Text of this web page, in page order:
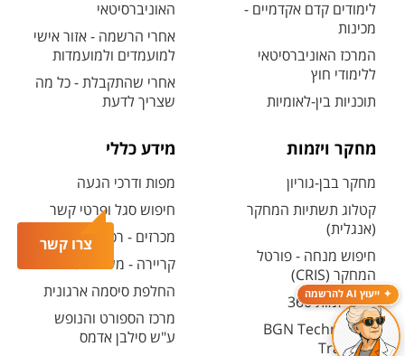
צרו קשר
ייעוץ AI להרשמה
לימודים קדם אקדמיים -
מכינות
המרכז האוניברסיטאי
ללימודי חוץ
תוכניות בין-לאומיות
האוניברסיטאי
אחרי הרשמה - אזור אישי
למועמדים ולמועמדות
אחרי שהתקבלת - כל מה
שצריך לדעת
מחקר ויזמות
מחקר בבן-גוריון
קטלוג תשתיות המחקר
(אנגלית)
חיפוש מנחה - פורטל
המחקר (CRIS)
מרכז יזמות 360
BGN Technology
Transfer
מידע כללי
מפות ודרכי הגעה
חיפוש סגל ופרטי קשר
מכרזים - רכש ובינוי
קריירה - משרות פתוחות
החלפת סיסמה ארגונית
מרכז הספורט והנופש
ע"ש סילבן אדמס